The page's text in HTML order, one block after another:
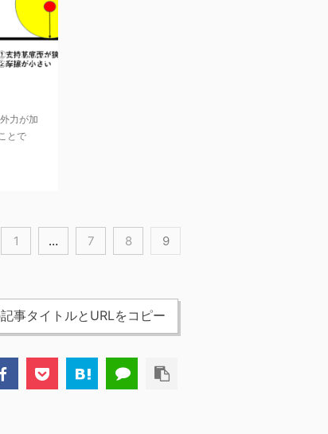
10/19
力が加
とで
1 … 7 8 9
事タイトルとURLをコピー